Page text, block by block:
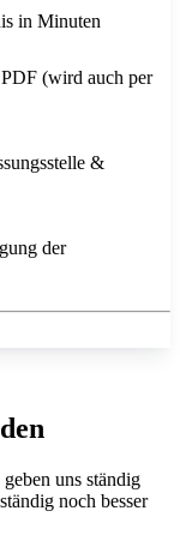
in Minuten
(wird auch per
&
der
uns ständig
noch besser